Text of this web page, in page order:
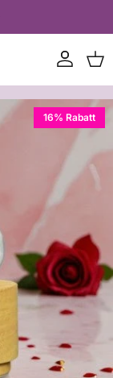
Konto
16% Rabatt